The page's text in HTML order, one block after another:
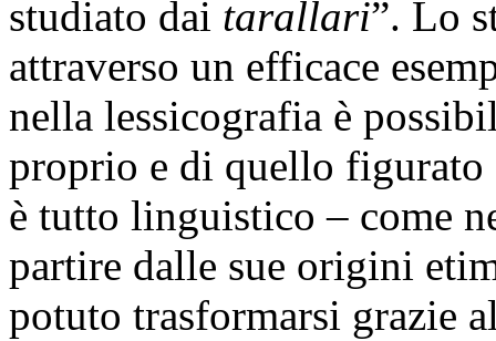
studiato dai tarallari”. Lo
attraverso un efficace
nella lessicografia è
proprio e di quello
è tutto linguistico – come
partire dalle sue origini
potuto trasformarsi grazie